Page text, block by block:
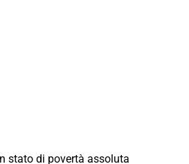
stato di povertà assoluta